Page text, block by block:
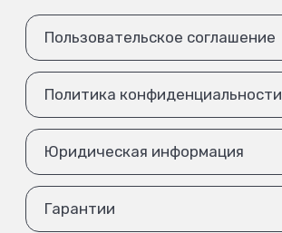
Пользовательское соглашение
Политика конфиденциальности
Юридическая информация
Гарантии